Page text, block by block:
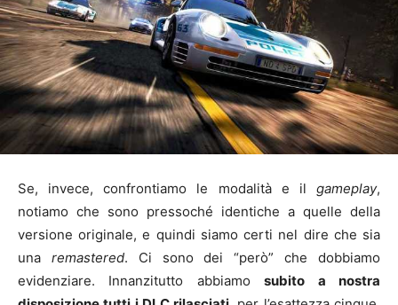
Se, invece, confrontiamo le modalità e il gameplay,
notiamo che sono pressoché identiche a quelle della
versione originale, e quindi siamo certi nel dire che sia
una remastered. Ci sono dei “però” che dobbiamo
evidenziare. Innanzitutto abbiamosubito a nostra